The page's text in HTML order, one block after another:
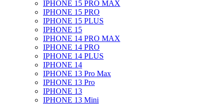
IPHONE 15 PRO MAX
IPHONE 15 PRO
IPHONE 15 PLUS
IPHONE 15
IPHONE 14 PRO MAX
IPHONE 14 PRO
IPHONE 14 PLUS
IPHONE 14
IPHONE 13 Pro Max
IPHONE 13 Pro
IPHONE 13
IPHONE 13 Mini